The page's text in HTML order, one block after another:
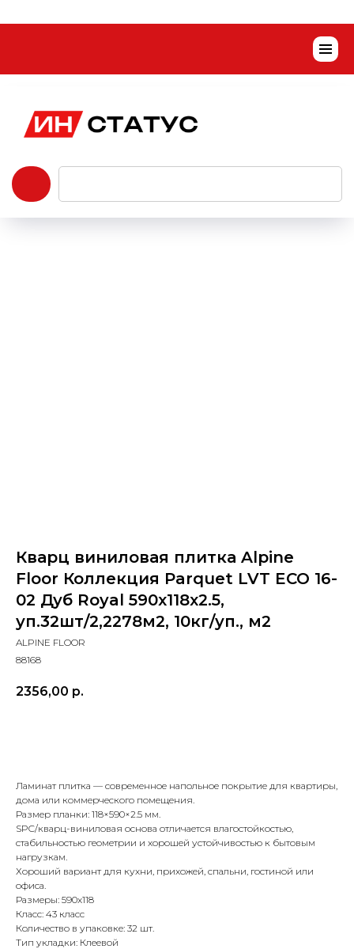
Кварц виниловая плитка Alpine
Floor Коллекция Parquet LVT ECO 16-
02 Дуб Royal 590х118x2.5,
уп.32шт/2,2278м2, 10кг/уп., м2
ALPINE FLOOR
88168
2356,00 р.
Ламинат плитка — современное напольное покрытие для квартиры,
дома или коммерческого помещения.
Размер планки: 118×590×2.5 мм.
SPC/кварц-виниловая основа отличается влагостойкостью,
стабильностью геометрии и хорошей устойчивостью к бытовым
нагрузкам.
Хороший вариант для кухни, прихожей, спальни, гостиной или
офиса.
Размеры: 590x118
Класс: 43 класс
Количество в упаковке: 32 шт.
Тип укладки: Клеевой